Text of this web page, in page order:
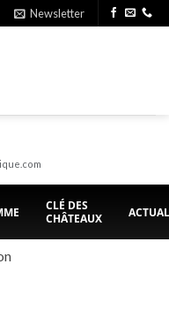
Newsletter
CLÉ DES
CHÂTEAUX